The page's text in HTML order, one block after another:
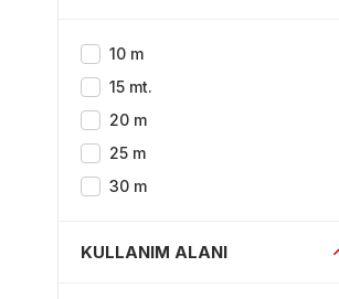
SmartFlex Marin – Hibrit Polimer
Süper Flex – PVC Gövdeli – Çift
10 m
15 mt.
20 m
25 m
30 m
KULLANIM ALANI